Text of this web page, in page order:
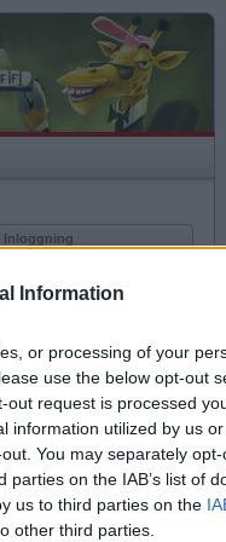
Information
or processing of your
use the below opt-out
request is processed
information utilized by us
You may separately
on the IAB’s list of
us to third parties on the
other third parties.
Inloggning
Kom ihåg mig
Glömt ditt lösenord?
Få ny aktiveringslänk
Betapet är gratis!